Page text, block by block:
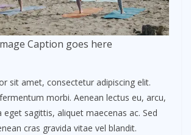
Caption goes here
sit amet, consectetur adipiscing elit.
morbi. Aenean lectus eu, arcu,
eget sagittis, aliquet maecenas ac. Sed
cras gravida vitae vel blandit.